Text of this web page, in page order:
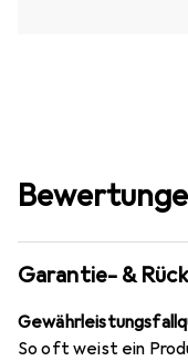
Garantie- &
So oft weist ein